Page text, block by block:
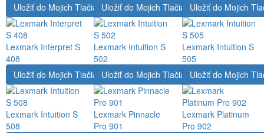
Uložiť do Mojich Tlačiarní
Lexmark Interpret S
408
Uložiť do Mojich Tlačiarní
Lexmark Intuition S
502
Uložiť do Mojich
Lexmark Intuition S
505
Uložiť do Mojich Tlačiarní
Lexmark Intuition S
508
Uložiť do Mojich Tlačiarní
Lexmark Pinnacle
Pro 901
Uložiť do Mojich
Lexmark Platinum
Pro 902